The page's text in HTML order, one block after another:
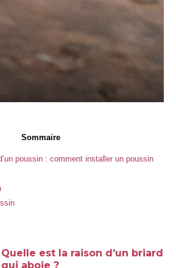
Sommaire
poussin : comment installer un poussin
Quelle est la raison d’un briard
qui aboie ?